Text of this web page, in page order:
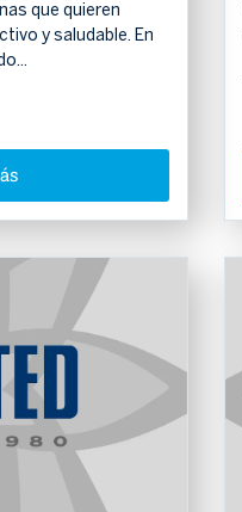
que quieren
y saludable. En